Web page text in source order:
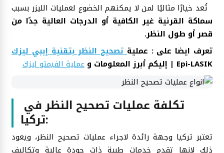
تُعد خيارًا مثاليًا لمن لا يمكنهم الخضوع لعمليات الليزر بسبب
سماكة القرنية غير الكافية أو الدرجات العالية جدًا من
قصر أو طول النظر.
تعرف ايضا على : عملية تصحيح النظر بتقنية إيبي ليزك
Epi-LASIK | إليكم أبرز المعلومات و
عملية الفيمتو ليزك
تركيا:
تعتبر تركيا وجهة رائدة لاجراء عمليات تصحيح النظر، ويعود
ذلك لانها تقدم خدمات طبية ذات جودة عالية وتكاليف